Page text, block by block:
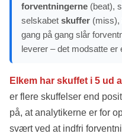
forventningerne (beat),
selskabet skuffer (miss),
gang på gang slår
leverer – det modsatte er
Elkem har skuffet i 5 ud
er flere skuffelser end
på, at analytikerne er for
svært ved at indfri